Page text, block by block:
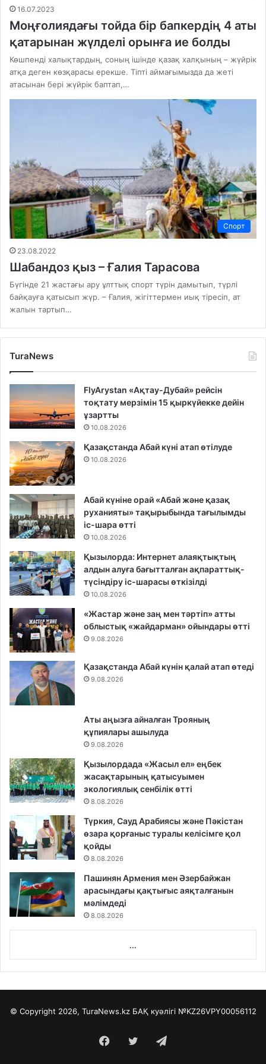
16.07.2023
Моңғолиядағы тойда бір бапкердің 4 аты
қатарынан жүлделі орынға ие болды
Көшпенді халықтардың, соның ішінде қазақ халқының – жүйрік
атқа деген көзқарасы ерекше. Тіпті аймағымызда да жеті
атасынан бері жүйрік баптап,…
Спорт
23.08.2022
Шабандоз қыз – Ғалия Тарасова
Бүгінде 21 жастағы ару ұлттық спорт түрін дамытып, түрлі
байқауға қатысып жүр. – Ғалия, жігіттермен иық тіресіп, ат
жалын тартып…
TuraNews
FlyArystan «Ақтау-Дубай» рейсін
тоқтату мерзімін 15 қыркүйекке дейін
ұзартты
10.08.2026
Қазақстанда Абай күні атап өтілуде
10.08.2026
Абай күніне орай «Абай және қазақ
руханияты» тақырыбында тағылымды
іс-шара өтті
10.08.2026
Қызылорда: Интернет алаяқтықтың
алдын алуға бағытталған ақпараттық-
түсіндіру іс-шарасы өткізілді
10.08.2026
«Жастар және заң мен тәртіп» атты
облыстық «жайдарман» ойындары өтті
9.08.2026
Қазақстанда Абай күнін қалай атап өтеді
9.08.2026
Аты аңызға айналған Трояның
құпиялары ашылуда
9.08.2026
Қызылордада «Жасыл ел» еңбек
жасақтарының қатысуымен
экологиялық сенбілік өтті
8.08.2026
Түркия, Сауд Арабиясы және Пәкістан
өзара қорғаныс туралы келісімге қол
қойды
8.08.2026
Пашинян Армения мен Әзербайжан
арасындағы қақтығыс аяқталғанын
мәлімдеді
8.08.2026
...
© Copyright 2026, TuraNews.kz БАҚ куәлігі №KZ26VPY00056112
Facebook
Twitter